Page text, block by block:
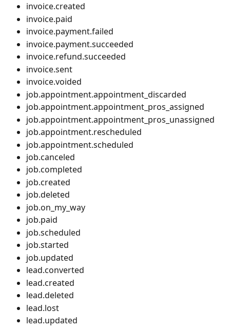
invoice.created
invoice.paid
invoice.payment.failed
invoice.payment.succeeded
invoice.refund.succeeded
invoice.sent
invoice.voided
job.appointment.appointment_discarded
job.appointment.appointment_pros_assigned
job.appointment.appointment_pros_unassigned
job.appointment.rescheduled
job.appointment.scheduled
job.canceled
job.completed
job.created
job.deleted
job.on_my_way
job.paid
job.scheduled
job.started
job.updated
lead.converted
lead.created
lead.deleted
lead.lost
lead.updated